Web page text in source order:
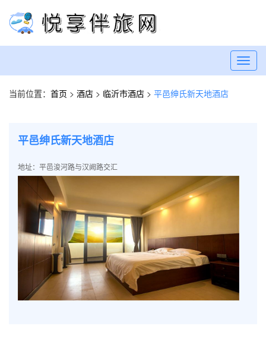
当前位置： 首页 > 酒店 > 临沂市酒店 > 平邑绅氏新天地酒店
平邑绅氏新天地酒店
地址：平邑浚河路与汉阙路交汇